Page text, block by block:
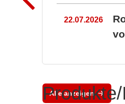
22.07.2026
Alle anzeigen